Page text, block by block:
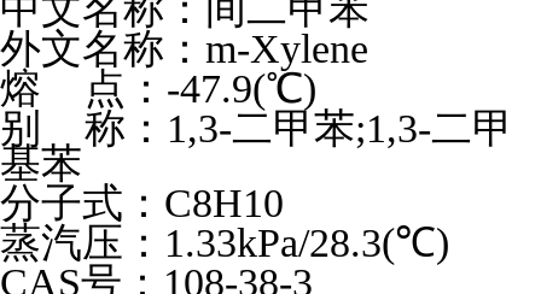
中文名称：间二甲苯
外文名称：m-Xylene
熔 点：-47.9(℃)
别 称：1,3-二甲苯;1,3-二甲
基苯
分子式：C8H10
蒸汽压：1.33kPa/28.3(℃)
CAS号：108-38-3